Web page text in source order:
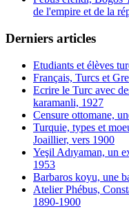
de l'empire et de la
Derniers articles
Etudiants et élèves
Français, Turcs et
Ecrire le Turc avec
karamanli, 1927
Censure ottomane,
Turquie, types et
Joaillier, vers 1900
Yeşil Adıyaman, un
1953
Barbaros koyu, une
Atelier Phébus,
1890-1900